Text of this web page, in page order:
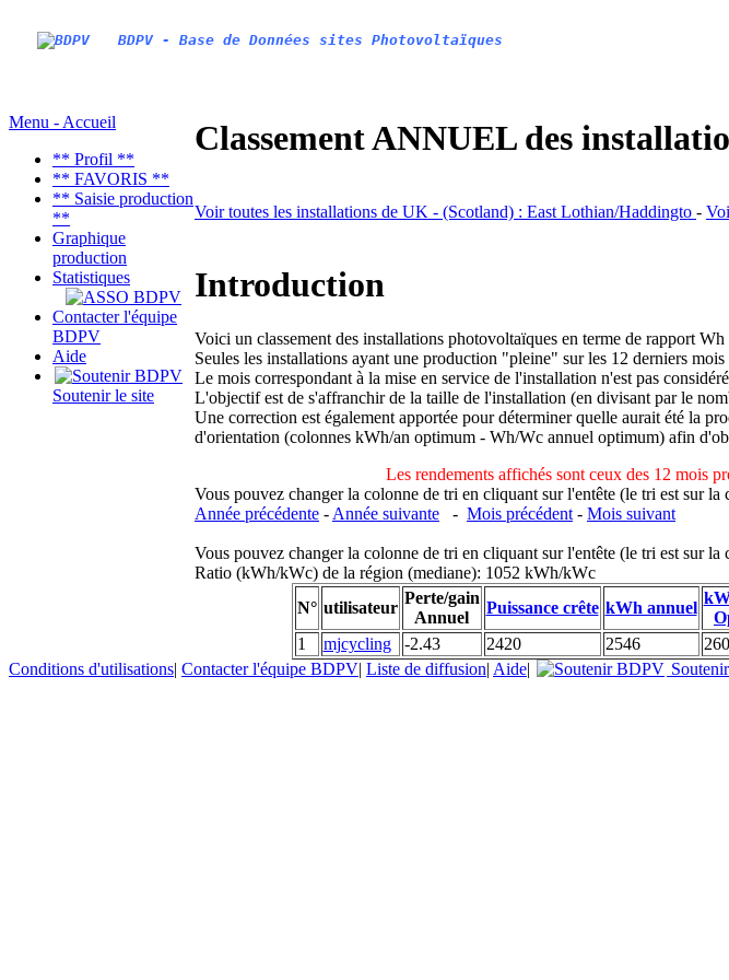
BDPV - Base de Données sites Photovoltaïques
Menu - Accueil
** Profil **
** FAVORIS **
** Saisie production
**
Graphique
production
Statistiques
Contacter l'équipe
BDPV
Aide
Soutenir le site
Classement ANNUEL des
Voir toutes les installations de UK - (Scotland) : East Lothian/Haddingto -
Introduction
Voici un classement des installations photovoltaïques en terme de rapport
Seules les installations ayant une production "pleine" sur les 12 derniers mois
Le mois correspondant à la mise en service de l'installation n'est pas
L'objectif est de s'affranchir de la taille de l'installation (en divisant par le
Une correction est également apportée pour déterminer quelle aurait été la
d'orientation (colonnes kWh/an optimum - Wh/Wc annuel optimum) afin
Les rendements affichés sont ceux des 12 mois
Vous pouvez changer la colonne de tri en cliquant sur l'entête (le tri est sur la
Année précédente - Année suivante - Mois précédent - Mois suivant
Vous pouvez changer la colonne de tri en cliquant sur l'entête (le tri est sur la
Ratio (kWh/kWc) de la région (mediane): 1052 kWh/kWc
N° utilisateur
Perte/gain
Annuel
Puissance crête kWh annuel
1
mjcycling -2.43 2420 2546
Conditions d'utilisations| Contacter l'équipe BDPV| Liste de diffusion| Aide|